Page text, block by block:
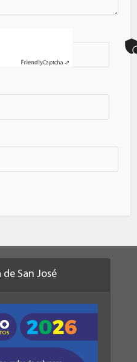
FriendlyCaptcha ⇗
San José